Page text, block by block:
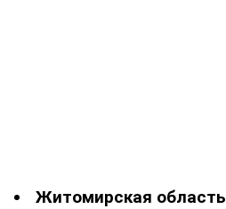
Житомирская область